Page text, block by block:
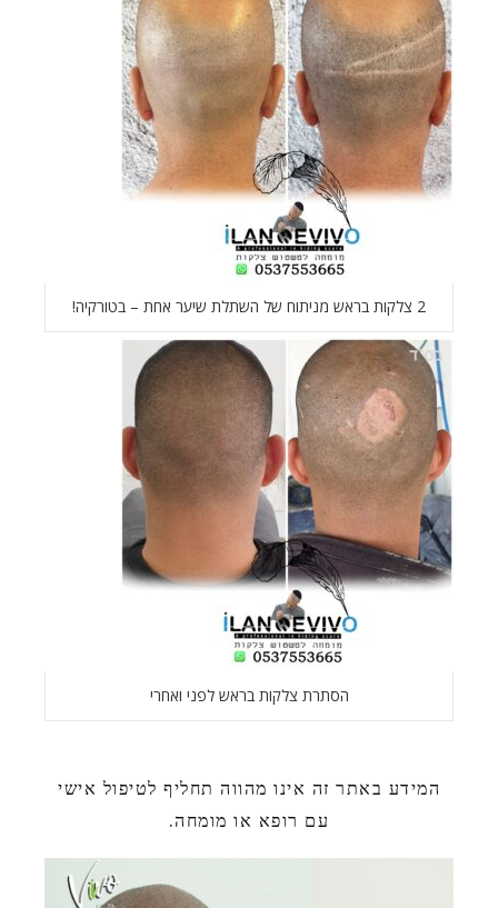
2 צלקות בראש מניתוח של השתלת שיער אחת – בטורקיה!
הסתרת צלקות בראש לפני ואחרי
המידע באתר זה אינו מהווה תחליף לטיפול אישי
עם רופא או מומחה.